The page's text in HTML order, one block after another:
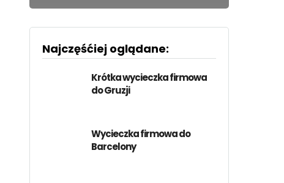
Najczęśćiej oglądane:
Krótka wycieczka firmowa
do Gruzji
Wycieczka firmowa do
Barcelony